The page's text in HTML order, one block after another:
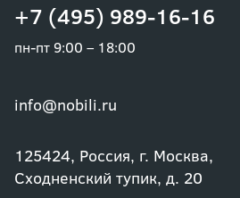
+7 (495) 989-16-16
пн-пт 9:00 – 18:00
info@nobili.ru
125424, Россия, г. Москва,
Сходненский тупик, д. 20